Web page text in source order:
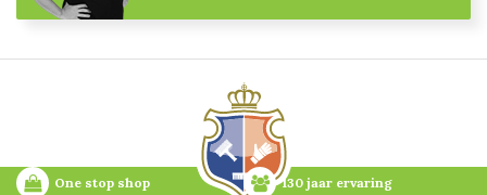
One stop shop 130 jaar ervaring